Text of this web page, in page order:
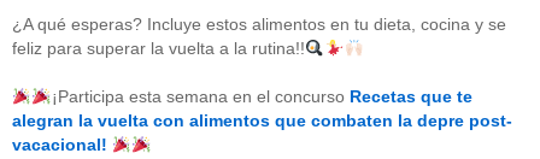
alimentos(22)
alimentos-perjudiaciales (17)
antioxidantes (6)
beneficios-salud(53)
calcio
¿A qué esperas? Incluye estos alimentos en tu dieta, cocina y se
feliz para superar la vuelta a la rutina!!
¡Participa esta semana en el concurso Recetas que te
alegran la vuelta con alimentos que combaten la depre post-
vacacional!